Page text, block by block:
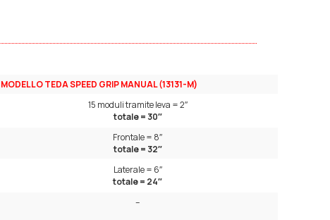
MODELLO TEDA SPEED GRIP MANUAL (13131-M)
15 moduli tramite leva = 2″
totale = 30″
Frontale = 8″
totale = 32″
Laterale = 6″
totale = 24″
–